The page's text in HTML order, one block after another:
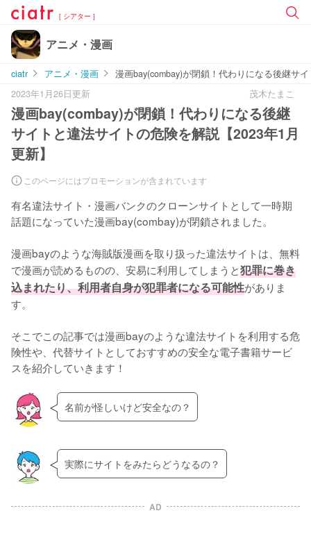
[ シアター ]
アニメ・漫画
ciatr アニメ・漫画
漫画bay(combay)が閉鎖！代わりになる後継サ
2023年1月26日更新
茂木たまこ
漫画bay(combay)が閉鎖！代わりになる後継
サイトと違法サイトの危険を解説【2023年1月
更新】
このページにはプロモーションが含まれています
有名違法サイト・漫画バンクのクローンサイトとして一時期
話題になっていた漫画bay(combay)が閉鎖されました。
漫画bayのような海賊版漫画を取り扱った違法サイトは、無料
で漫画が読めるものの、安易に利用してしまうと犯罪に巻き
込まれたり、利用者自身が犯罪者になる可能性がありま
す。
そこでこの記事では漫画bayのような違法サイトを利用する危
険性や、代替サイトとしておすすめの安全な電子書籍サービ
スを紹介していきます！
名前が怪しいけど安全なの？
実際にサイトをみたらどうなるの？
AD